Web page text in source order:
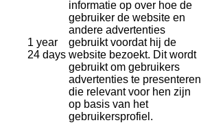
1 year
24 days
informatie op over hoe de
gebruiker de website en
andere advertenties
gebruikt voordat hij de
website bezoekt. Dit wordt
gebruikt om gebruikers
advertenties te presenteren
die relevant voor hen zijn
op basis van het
gebruikersprofiel.